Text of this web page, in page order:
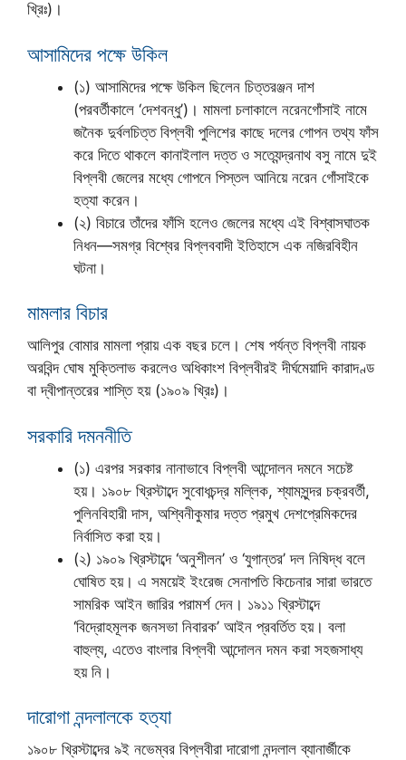
খ্রিঃ)।
আসামিদের পক্ষে উকিল
(১) আসামিদের পক্ষে উকিল ছিলেন চিত্তরঞ্জন দাশ
(পরবর্তীকালে ‘দেশবন্ধু’)। মামলা চলাকালে নরেনগোঁসাই নামে
জনৈক দুর্বলচিত্ত বিপ্লবী পুলিশের কাছে দলের গোপন তথ্য ফাঁস
করে দিতে থাকলে কানাইলাল দত্ত ও সত্যেন্দ্রনাথ বসু নামে দুই
বিপ্লবী জেলের মধ্যে গোপনে পিস্তল আনিয়ে নরেন গোঁসাইকে
হত্যা করেন।
(২) বিচারে তাঁদের ফাঁসি হলেও জেলের মধ্যে এই বিশ্বাসঘাতক
নিধন—সমগ্র বিশ্বের বিপ্লববাদী ইতিহাসে এক নজিরবিহীন
ঘটনা।
মামলার বিচার
আলিপুর বোমার মামলা প্রায় এক বছর চলে। শেষ পর্যন্ত বিপ্লবী নায়ক
অরবিন্দ ঘোষ মুক্তিলাভ করলেও অধিকাংশ বিপ্লবীরই দীর্ঘমেয়াদি কারাদণ্ড
বা দ্বীপান্তরের শাস্তি হয় (১৯০৯ খ্রিঃ)।
সরকারি দমননীতি
(১) এরপর সরকার নানাভাবে বিপ্লবী আন্দোলন দমনে সচেষ্ট
হয়। ১৯০৮ খ্রিস্টাব্দে সুবোধচন্দ্র মল্লিক, শ্যামসুন্দর চক্রবর্তী,
পুলিনবিহারী দাস, অশ্বিনীকুমার দত্ত প্রমুখ দেশপ্রেমিকদের
নির্বাসিত করা হয়।
(২) ১৯০৯ খ্রিস্টাব্দে ‘অনুশীলন’ ও ‘যুগান্তর’ দল নিষিদ্ধ বলে
ঘোষিত হয়। এ সময়েই ইংরেজ সেনাপতি কিচেনার সারা ভারতে
সামরিক আইন জারির পরামর্শ দেন। ১৯১১ খ্রিস্টাব্দে
‘বিদ্রোহমূলক জনসভা নিবারক’ আইন প্রবর্তিত হয়। বলা
বাহুল্য, এতেও বাংলার বিপ্লবী আন্দোলন দমন করা সহজসাধ্য
হয় নি।
দারোগা নন্দলালকে হত্যা
১৯০৮ খ্রিস্টাব্দের ৯ই নভেম্বর বিপ্লবীরা দারোগা নন্দলাল ব্যানার্জীকে